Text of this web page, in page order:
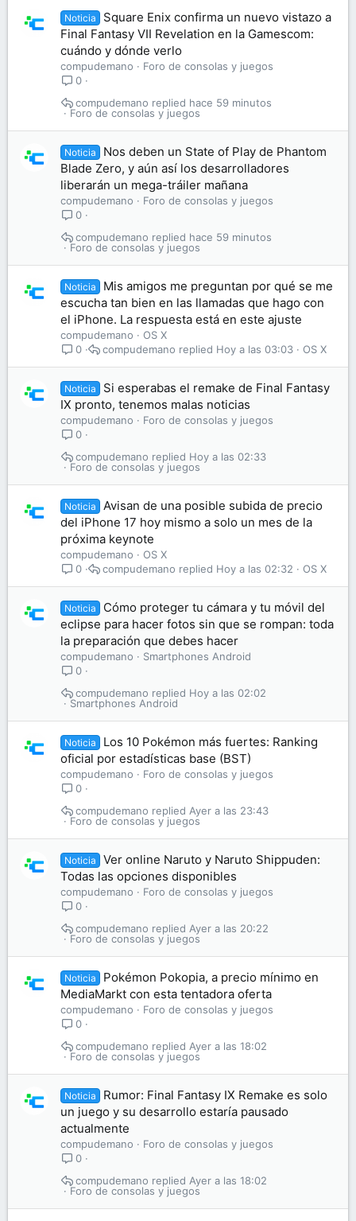
Noticia
Square Enix confirma un nuevo vistazo a
Final Fantasy VII Revelation en la Gamescom:
cuándo y dónde verlo
compudemano
Foro de consolas y juegos
0
Foro de consolas y juegos
hace 59 minutos
compudemano
Noticia
Nos deben un State of Play de Phantom
Blade Zero, y aún así los desarrolladores
liberarán un mega-tráiler mañana
compudemano
Foro de consolas y juegos
0
Foro de consolas y juegos
hace 59 minutos
compudemano
Noticia
Mis amigos me preguntan por qué se me
escucha tan bien en las llamadas que hago con
el iPhone. La respuesta está en este ajuste
compudemano
OS X
0
OS X
Hoy a las 03:03
compudemano
Noticia
Si esperabas el remake de Final Fantasy
IX pronto, tenemos malas noticias
compudemano
Foro de consolas y juegos
0
Foro de consolas y juegos
Hoy a las 02:33
compudemano
Noticia
Avisan de una posible subida de precio
del iPhone 17 hoy mismo a solo un mes de la
próxima keynote
compudemano
OS X
0
OS X
Hoy a las 02:32
compudemano
Noticia
Cómo proteger tu cámara y tu móvil del
eclipse para hacer fotos sin que se rompan: toda
la preparación que debes hacer
compudemano
Smartphones Android
0
Smartphones Android
Hoy a las 02:02
compudemano
Noticia
Los 10 Pokémon más fuertes: Ranking
oficial por estadísticas base (BST)
compudemano
Foro de consolas y juegos
0
Foro de consolas y juegos
Ayer a las 23:43
compudemano
Noticia
Ver online Naruto y Naruto Shippuden:
Todas las opciones disponibles
compudemano
Foro de consolas y juegos
0
Foro de consolas y juegos
Ayer a las 20:22
compudemano
Noticia
Pokémon Pokopia, a precio mínimo en
MediaMarkt con esta tentadora oferta
compudemano
Foro de consolas y juegos
0
Foro de consolas y juegos
Ayer a las 18:02
compudemano
Noticia
Rumor: Final Fantasy IX Remake es solo
un juego y su desarrollo estaría pausado
actualmente
compudemano
Foro de consolas y juegos
0
Foro de consolas y juegos
Ayer a las 18:02
compudemano